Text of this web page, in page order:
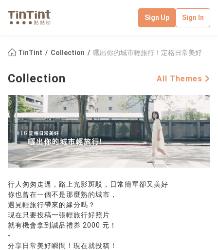
Sign Up Sign In
TinTint Collection 曬出你的城市輕旅行！定格日常美好
Collection All Themes
行人匆匆走過，路上光影斑駁，日常簡單卻又美好
你也曾在一個不是那麼熟的城市，
遇見輕旅行帶來的緣分嗎？
現在只要投稿一張輕旅行好照片
就有機會拿到誠品禮券 2000 元！
-
分享日常美好瞬間！現在就投稿！